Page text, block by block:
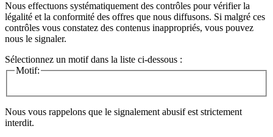
Nous effectuons systématiquement des contrôles pour vérifier la
légalité et la conformité des offres que nous diffusons. Si malgré ces
contrôles vous constatez des contenus inappropriés, vous pouvez
nous le signaler.
Sélectionnez un motif dans la liste ci-dessous :
Motif:
Nous vous rappelons que le signalement abusif est strictement
interdit.